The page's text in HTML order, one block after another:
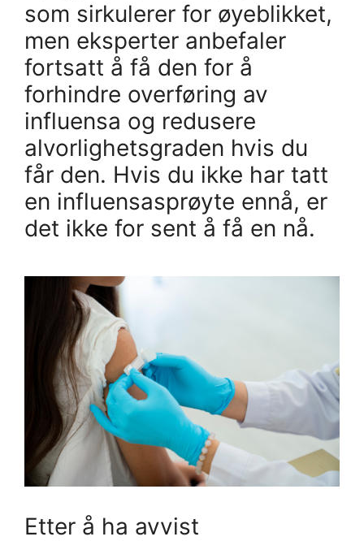
som sirkulerer for øyeblikket,
men eksperter anbefaler
fortsatt å få den for å
forhindre overføring av
influensa og redusere
alvorlighetsgraden hvis du
får den. Hvis du ikke har tatt
en influensasprøyte ennå, er
det ikke for sent å få en nå.
Etter å ha avvist